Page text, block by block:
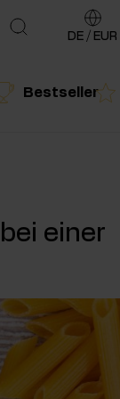
Bestseller
DE / EUR
einer